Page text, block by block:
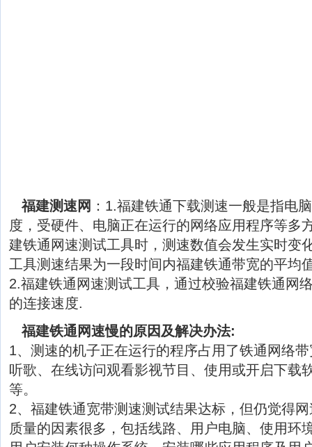
福建测速网 ：1.福建铁通下载测速一般是指电
度，受硬件、电脑正在运行的网络应用程序等多
建铁通网速测试工具时，测速数值会发生实时变
工具测速结果为一段时间内福建铁通带宽的平均
2.福建铁通网速测试工具，通过校验福建铁通网
的连接速度.
福建铁通网速慢的原因及解决办法:
1、测速的机子正在运行的程序占用了铁通网络
听歌、在线访问观看影视节目、使用或开启下载
等。
2、福建铁通宽带测速测试结果达标，但仍觉得
质量的因素很多，包括线路、用户电脑、使用环